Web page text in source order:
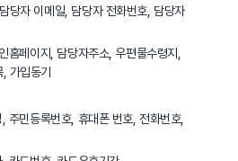
당자 이메일, 담당자 전화번호, 담당자
홈페이지, 담당자주소, 우편물수령지,
가입동기
주민등록번호, 휴대폰 번호, 전화번호,